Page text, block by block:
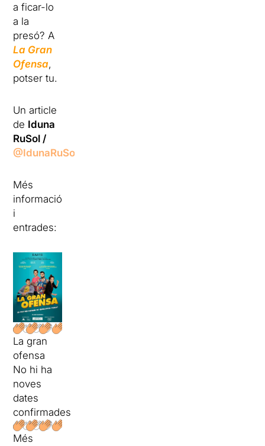
a ficar-lo
a la
presó? A
La Gran
Ofensa,
potser tu.
Un article
de Iduna
RuSol /
@IdunaRuSol
Més
informació
i
entrades:
La gran
ofensa
No hi ha
noves
dates
confirmades
Més